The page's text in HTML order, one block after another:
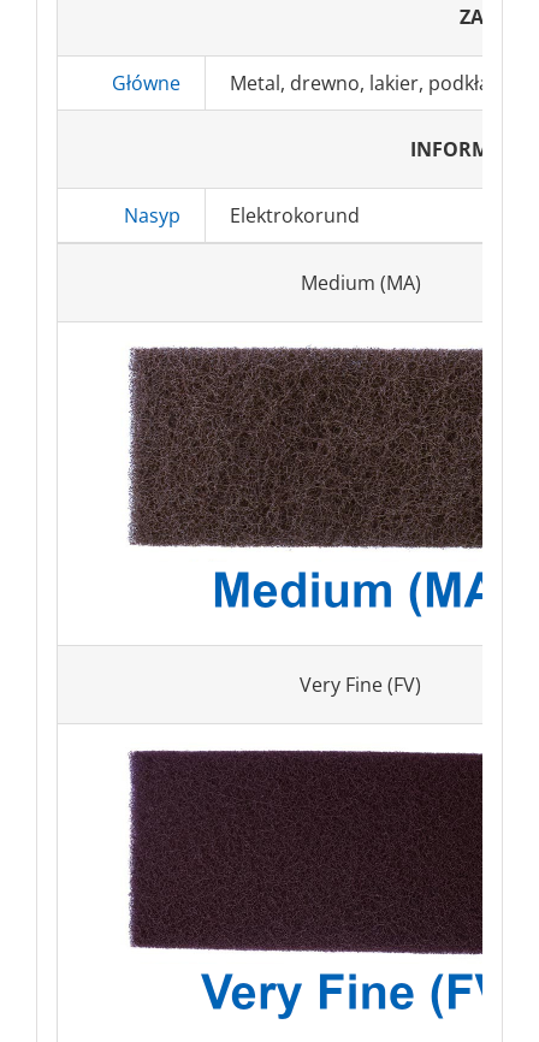
Główne Metal, drewno, lakier, podkład,
Nasyp Elektrokorund
Medium (MA)
Very Fine (FV)